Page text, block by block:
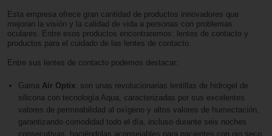
Esta empresa ofrece gran cantidad de productos innovadores que
mejoran la visión y la calidad de vida a personas con problemas
oculares. Entre esos productos encontraremos: lentes de contacto y
productos para el cuidado de las lentes de contacto.
Entre sus lentes de contacto podemos destacar:
Gama Air Optix: son unas revolucionarias lentillas de hidrogel de
silicona con tecnología Aqua, caracterizadas por sus excelentes
valores de permeabilidad al oxígeno y altos valores de humectación,
garantizando comodidad todo el día, incluso durante seis noches
consecutivas, haciéndolas aconsejables para pacientes con ojo seco.